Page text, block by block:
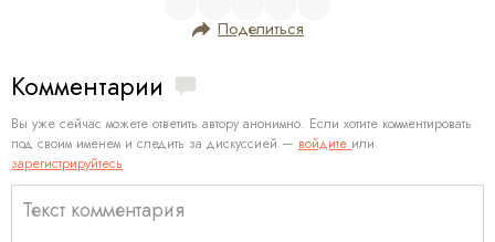
Поделиться
Комментарии
Вы уже сейчас можете ответить автору анонимно. Если хотите комментировать
под своим именем и следить за дискуссией — войдите или
зарегистрируйтесь